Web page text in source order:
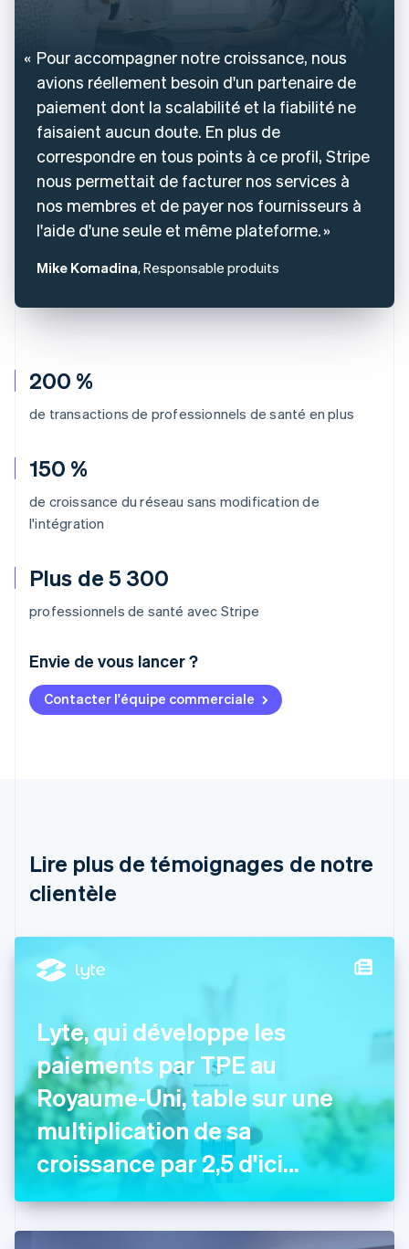
200 %
de transactions de professionnels de santé en plus
150 %
de croissance du réseau sans modification de
l'intégration
Plus de 5 300
professionnels de santé avec Stripe
Envie de vous lancer ?
Contacter l'équipe commerciale
Pour accompagner notre croissance, nous
avions réellement besoin d'un partenaire de
paiement dont la scalabilité et la fiabilité ne
faisaient aucun doute. En plus de
correspondre en tous points à ce profil, Stripe
nous permettait de facturer nos services à
nos membres et de payer nos fournisseurs à
l'aide d'une seule et même plateforme.
Mike Komadina, Responsable produits
Lire plus de témoignages de notre
clientèle
Lyte, qui développe les
paiements par TPE au
Royaume-Uni, table sur une
multiplication de sa
croissance par 2,5 d'ici
fin 2022
Allemagne
Brésil
PortuguêsEnglish
Bulgarie
Chine continentale
简体中文
Croatie
English
Danemark
English
Émirats arabes unis
English
Espagne
EspañolEnglish
English
États-Unis